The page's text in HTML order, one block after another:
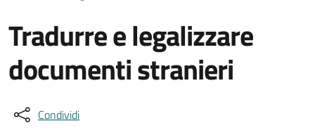
Tradurre e legalizzare
documenti stranieri
Condividi